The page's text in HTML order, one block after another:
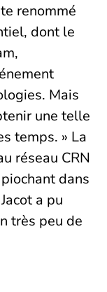
renommé
dont le
Mais
une telle
temps. » La
réseau CRN
dans
a pu
très peu de